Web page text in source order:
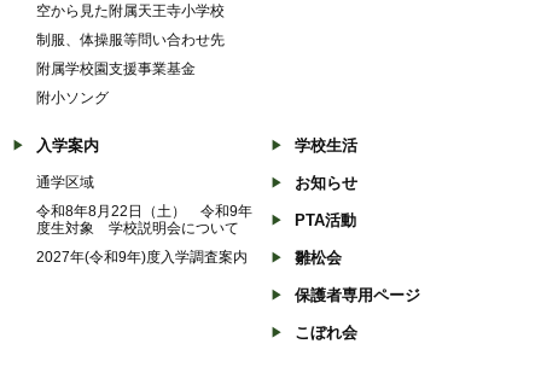
空から見た附属天王寺小学校
制服、体操服等問い合わせ先
附属学校園支援事業基金
附小ソング
入学案内
通学区域
令和8年8月22日（土） 令和9年
度生対象 学校説明会について
2027年(令和9年)度入学調査案内
学校生活
お知らせ
PTA活動
雛松会
保護者専用ページ
こぼれ会